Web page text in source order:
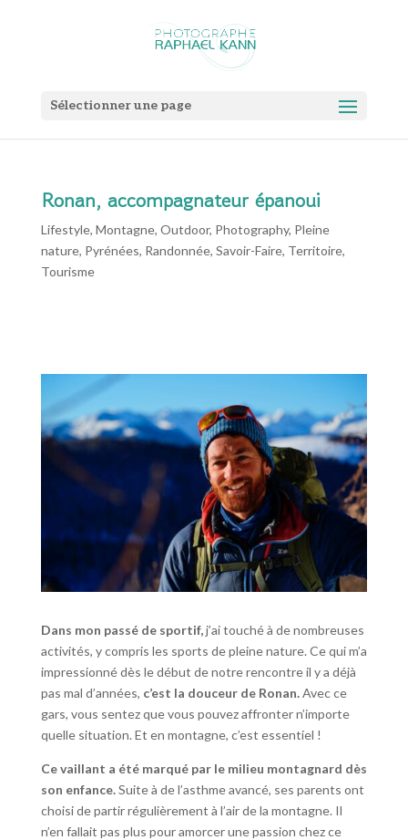
Sélectionner une page
Ronan, accompagnateur épanoui
Lifestyle, Montagne, Outdoor, Photography, Pleine
nature, Pyrénées, Randonnée, Savoir-Faire, Territoire,
Tourisme
Dans mon passé de sportif,j’ai touché à de nombreuses
activités, y compris les sports de pleine nature. Ce qui m’a
impressionné dès le début de notre rencontre il y a déjà
pas mal d’années, c’est la douceur de Ronan.Avec ce
gars, vous sentez que vous pouvez affronter n’importe
quelle situation. Et en montagne, c’est essentiel !
Ce vaillant a été marqué par le milieu montagnard dès
son enfance.Suite à de l’asthme avancé, ses parents ont
choisi de partir régulièrement à l’air de la montagne. Il
n’en fallait pas plus pour amorcer une passion chez ce